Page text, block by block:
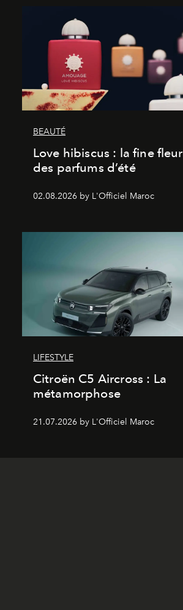
BEAUTÉ
Love hibiscus : la fine fleur
des parfums d’été
02.08.2026 by L'Officiel Maroc
LIFESTYLE
Citroën C5 Aircross : La
métamorphose
21.07.2026 by L'Officiel Maroc